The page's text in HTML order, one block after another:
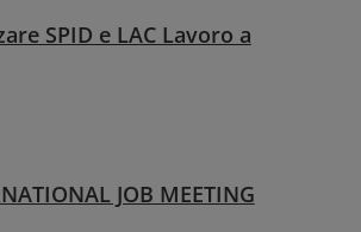
SPID‌ ‌e‌ LAC ‌Lavoro‌ ‌a‌
JOB MEETING